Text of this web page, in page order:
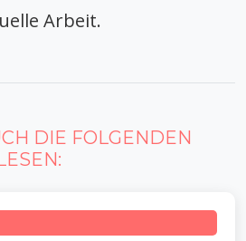
Arbeit.
DIE FOLGENDEN